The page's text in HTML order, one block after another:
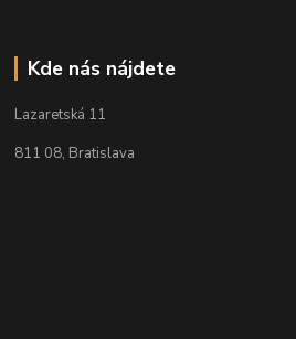
Kde nás nájdete
Lazaretská 11
811 08, Bratislava